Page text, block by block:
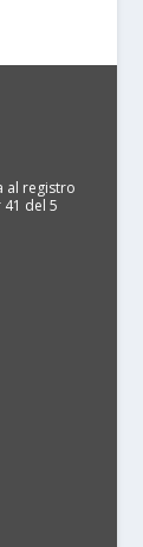
al registro
del 5